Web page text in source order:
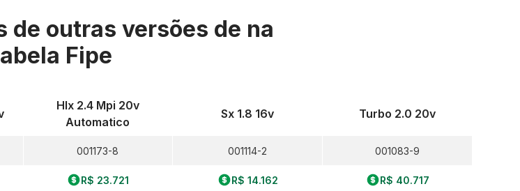
de outras versões de na
Fipe
Hlx 2.4 Mpi 20v
Automatico
001173-8
R$ 23.721
Sx 1.8 16v
001114-2
R$ 14.162
Turbo 2.0 20v
001083-9
R$ 40.717